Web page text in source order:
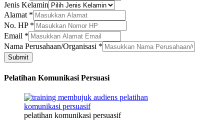
Jenis Kelamin
Alamat *
No. HP *
Email *
Nama Perusahaan/Organisasi *
Submit
Pelatihan Komunikasi Persuasi
pelatihan komunikasi persuasif